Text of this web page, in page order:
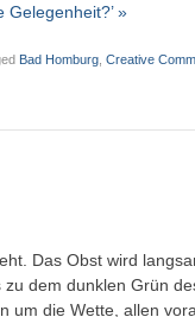
»
Bad Homburg Creative
Das Obst wird
dem dunklen Grün
die Wette, allen